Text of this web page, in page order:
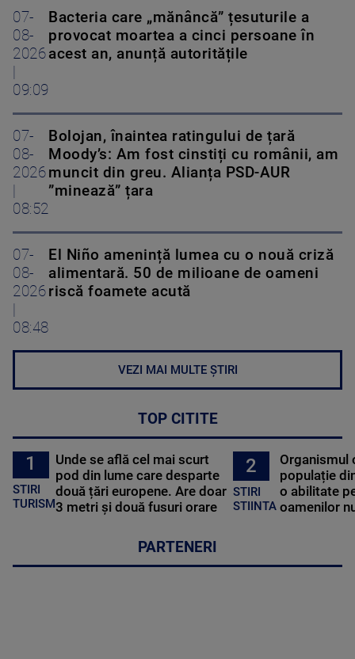
07-
08-
2026
09:09
Bacteria care „mănâncă” țesuturile a
provocat moartea a cinci persoane în
acest an, anunță autoritățile
07-
08-
2026
08:52
Bolojan, înaintea ratingului de țară
Moody’s: Am fost cinstiți cu românii, am
muncit din greu. Alianța PSD-AUR
”minează” țara
07-
08-
2026
08:48
El Niño amenință lumea cu o nouă criză
alimentară. 50 de milioane de oameni
riscă foamete acută
VEZI MAI MULTE ȘTIRI
TOP CITITE
1
STIRI
TURISM
Unde se află cel mai scurt
pod din lume care desparte
două țări europene. Are doar
3 metri și două fusuri orare
2
STIRI
STIINTA
Organismul
populație
o abilitate
oamenilor
PARTENERI